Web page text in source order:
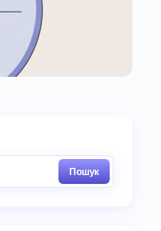
Пошук